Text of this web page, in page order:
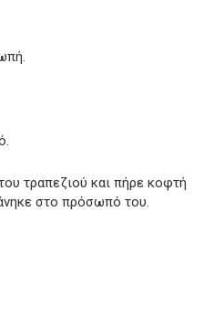
τραπεζιού και πήρε κοφτή
στο πρόσωπό του.